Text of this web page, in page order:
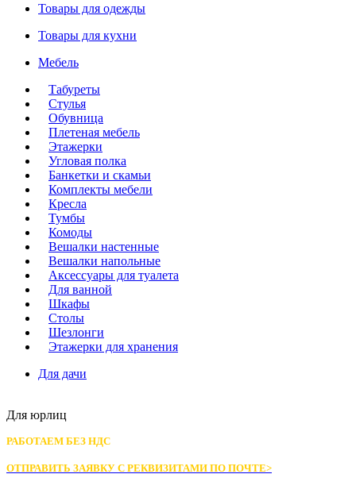
Товары для одежды
Товары для кухни
Мебель
Табуреты
Стулья
Обувница
Плетеная мебель
Этажерки
Угловая полка
Банкетки и скамьи
Комплекты мебели
Кресла
Тумбы
Комоды
Вешалки настенные
Вешалки напольные
Аксессуары для туалета
Для ванной
Шкафы
Столы
Шезлонги
Этажерки для хранения
Для дачи
Для юрлиц
РАБОТАЕМ БЕЗ НДС
ОТПРАВИТЬ ЗАЯВКУ С РЕКВИЗИТАМИ ПО ПОЧТЕ>